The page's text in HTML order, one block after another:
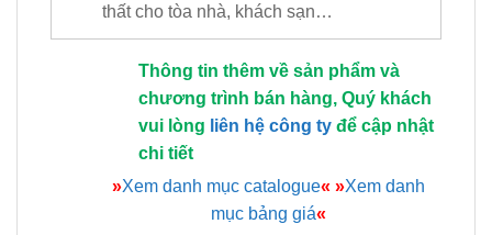
thất cho tòa nhà, khách sạn…
Thông tin thêm về sản phẩm và
chương trình bán hàng, Quý khách
vui lòng liên hệ công ty để cập nhật
chi tiết
»Xem danh mục catalogue« »Xem danh
mục bảng giá«